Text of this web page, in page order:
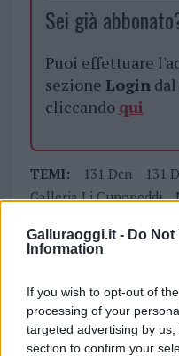
Galluraoggi.it - Do Not
Information
If you wish to opt-out of
processing of your
targeted advertising by
section to confirm your
Sei già
Puoi effettuare
sezione Logindal
cliccando qui
TEMI: 131 Dcn
131
Galleria Li Cuponeddi
Entra